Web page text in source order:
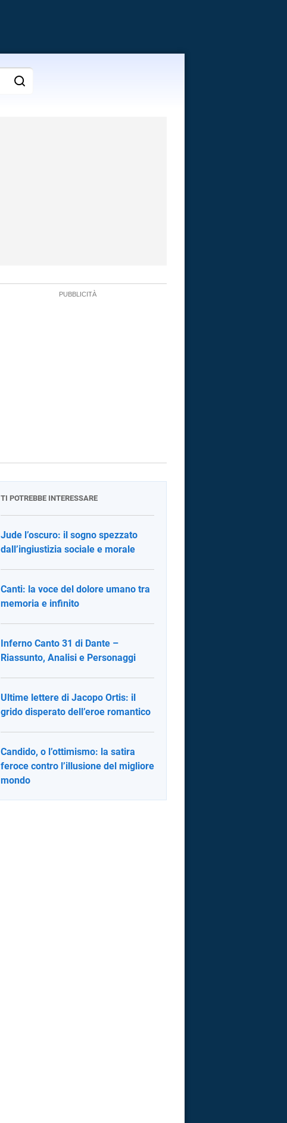
TI POTREBBE INTERESSARE
Jude l’oscuro: il sogno spezzato
dall’ingiustizia sociale e morale
Canti: la voce del dolore umano tra
memoria e infinito
Inferno Canto 31 di Dante –
Riassunto, Analisi e Personaggi
Ultime lettere di Jacopo Ortis: il
grido disperato dell’eroe romantico
Candido, o l’ottimismo: la satira
feroce contro l’illusione del migliore
mondo